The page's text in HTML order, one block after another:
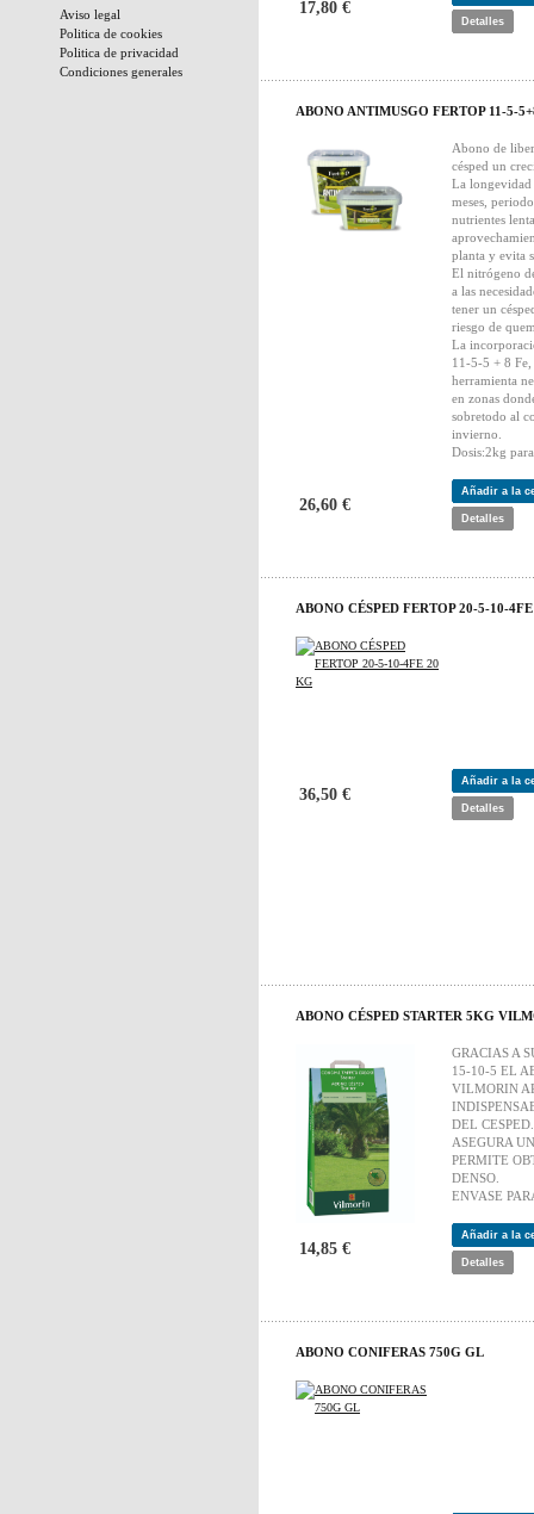
Aviso legal
Politica de cookies
Politica de privacidad
Condiciones generales
17,80 €
Detalles
ABONO ANTIMUSGO FERTOP 11-5-
Abono de
césped un
La longevidad
meses,
nutrientes
planta y evita
El nitrógeno
a las
tener un
riesgo de
La
11-5-5 + 8
herramienta
en zonas
sobretodo al
invierno.
Dosis:2kg
26,60 €
Añadir a la
Detalles
ABONO CÉSPED FERTOP 20-5-10-
36,50 €
Añadir a la
Detalles
ABONO CÉSPED STARTER 5KG
GRACIAS A
15-10-5 EL
VILMORIN
DEL CESPED.
ASEGURA
PERMITE
DENSO.
ENVASE
14,85 €
Añadir a la
Detalles
ABONO CONIFERAS 750G GL